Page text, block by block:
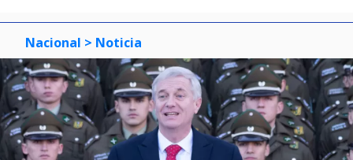
Nacional > Noticia